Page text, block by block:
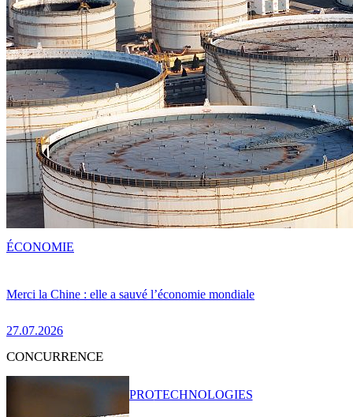
Merci la Chine : elle a sauvé l’économie mondiale
27.07.2026
ÉCONOMIE
CONCURRENCE
PROTECHNOLOGIES